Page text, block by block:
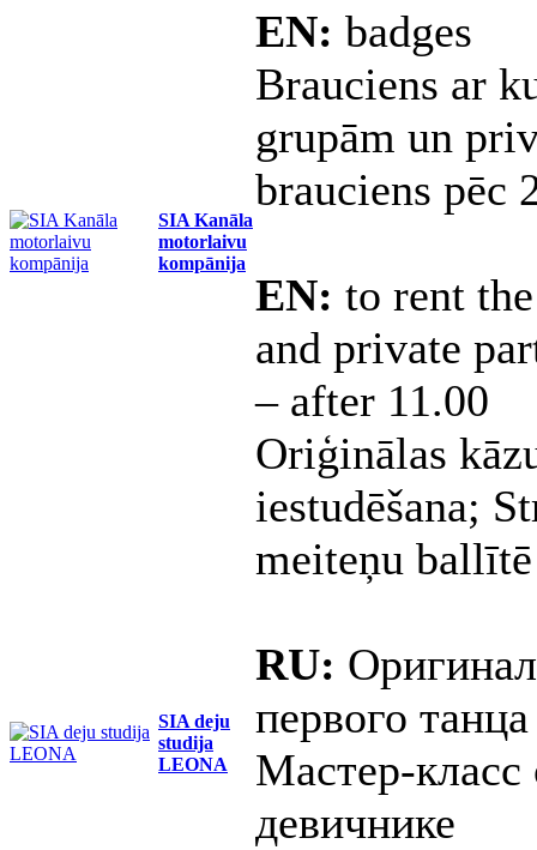
EN: badges
SIA Kanāla
motorlaivu
kompānija
Brauciens ar
grupām un
brauciens pēc
EN: to rent
and private
– after 11.00
SIA deju
studija
LEONA
Oriģinālas
iestudēšana;
meiteņu ballītē
RU:
первого
Мастер-
девичнике